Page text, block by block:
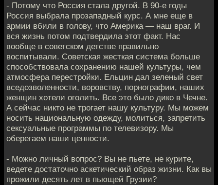
- Потому что Россия стала другой. В 90-е годы
Россия выбрала прозападный курс. А мне еще в
армии вбили в голову, что Америка — наш враг. И
вся жизнь потом подтвердила этот факт. Нас
вообще в советском детстве правильно
воспитывали. Советская жесткая система больше
способствовала сохранению нашей культуры, чем
атмосфера перестройки. Ельцин дал зеленый свет
вседозволенности, воровству, порнографии, наших
женщин хотели оголить. Все это было дико в Чечне.
А сейчас никто не трогает нашу культуру. Мы можем
носить национальную одежду, молиться, запретить
сексуальные программы по телевизору. Мы
оберегаем наши ценности.
- Можно личный вопрос? Вы не пьете, не курите,
ведете достаточно аскетический образ жизни. Как вы
прожили десять лет в пьющей Грузии?